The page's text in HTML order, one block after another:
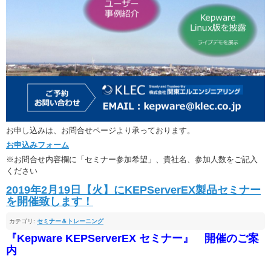
お申し込みは、お問合せページより承っております。
お申込みフォーム
※お問合せ内容欄に「セミナー参加希望」、貴社名、参加人数をご記入
ください
2019年2月19日【火】にKEPServerEX製品セミナー
を開催致します！
カテゴリ: セミナー＆トレーニング
『Kepware KEPServerEX セミナー』 開催のご案
内